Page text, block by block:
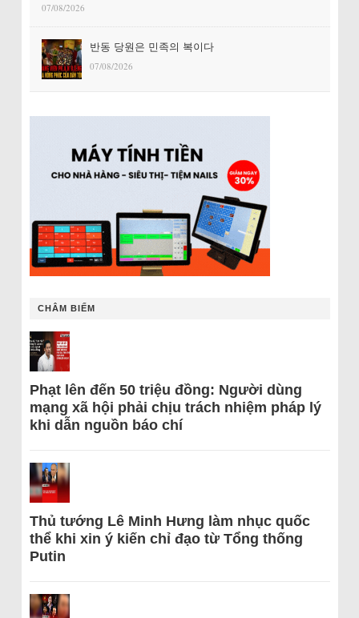
07/08/2026
반동 당원은 민족의 복이다
07/08/2026
CHÂM BIẾM
Phạt lên đến 50 triệu đồng: Người dùng
mạng xã hội phải chịu trách nhiệm pháp lý
khi dẫn nguồn báo chí
Thủ tướng Lê Minh Hưng làm nhục quốc
thể khi xin ý kiến chỉ đạo từ Tổng thống
Putin